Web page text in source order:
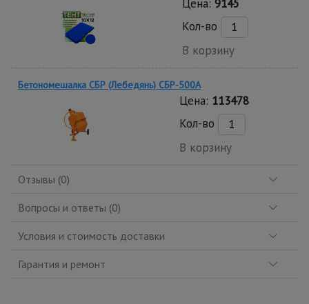
Цена: 9145
Кол-во
В корзину
Бетономешалка СБР (Лебедянь) СБР-500А
Цена: 113478
Кол-во
В корзину
Отзывы (0)
Вопросы и ответы (0)
Условия и стоимость доставки
Гарантия и ремонт